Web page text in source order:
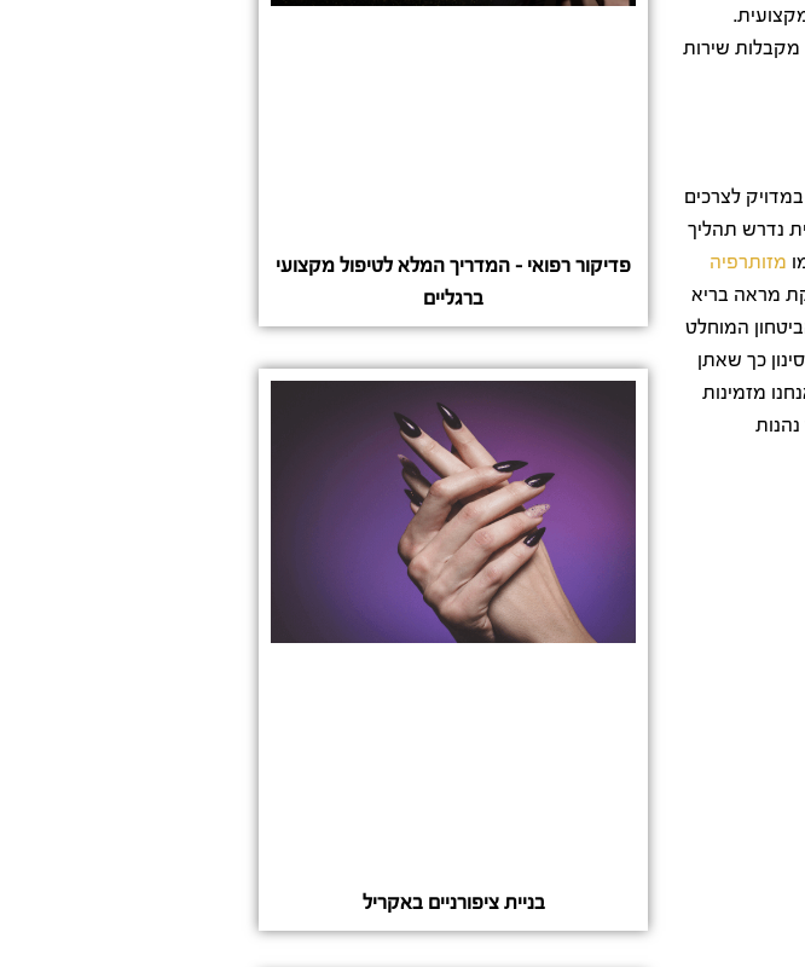
שירות
לצרכים
נדרש תהליך
מזותרפיה
מראה בריא
המוחלט
כך שאתן
מזמינות
פדיקור רפואי – המדריך המלא לטיפול מקצועי
ברגליים
בניית ציפורניים באקריל